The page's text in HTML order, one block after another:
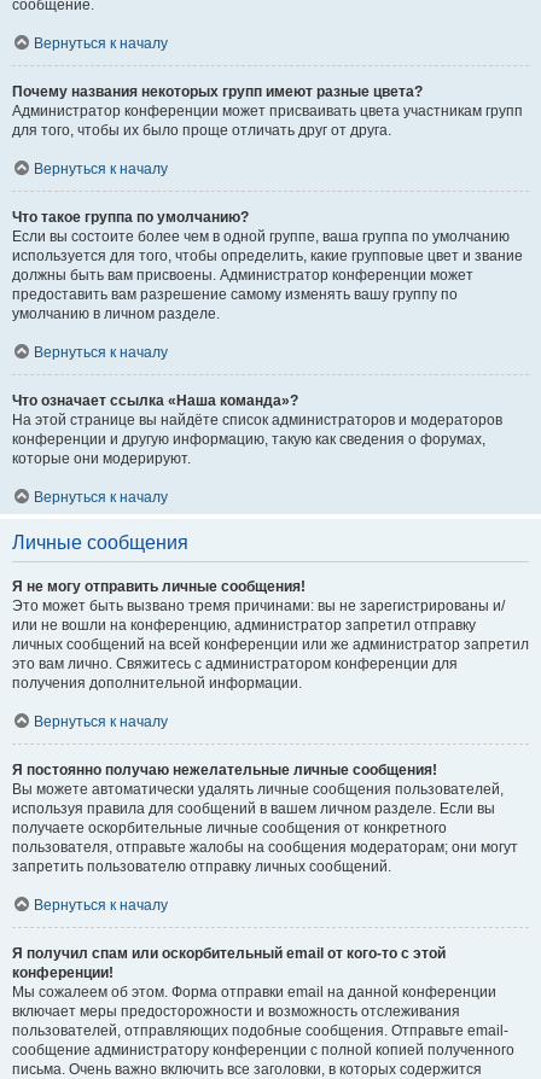
сообщение.
Вернуться к началу
Почему названия некоторых групп имеют разные цвета?
Администратор конференции может присваивать цвета участникам групп
для того, чтобы их было проще отличать друг от друга.
Вернуться к началу
Что такое группа по умолчанию?
Если вы состоите более чем в одной группе, ваша группа по умолчанию
используется для того, чтобы определить, какие групповые цвет и звание
должны быть вам присвоены. Администратор конференции может
предоставить вам разрешение самому изменять вашу группу по
умолчанию в личном разделе.
Вернуться к началу
Что означает ссылка «Наша команда»?
На этой странице вы найдёте список администраторов и модераторов
конференции и другую информацию, такую как сведения о форумах,
которые они модерируют.
Вернуться к началу
Личные сообщения
Я не могу отправить личные сообщения!
Это может быть вызвано тремя причинами: вы не зарегистрированы и/
или не вошли на конференцию, администратор запретил отправку
личных сообщений на всей конференции или же администратор запретил
это вам лично. Свяжитесь с администратором конференции для
получения дополнительной информации.
Вернуться к началу
Я постоянно получаю нежелательные личные сообщения!
Вы можете автоматически удалять личные сообщения пользователей,
используя правила для сообщений в вашем личном разделе. Если вы
получаете оскорбительные личные сообщения от конкретного
пользователя, отправьте жалобы на сообщения модераторам; они могут
запретить пользователю отправку личных сообщений.
Вернуться к началу
Я получил спам или оскорбительный email от кого-то с этой
конференции!
Мы сожалеем об этом. Форма отправки email на данной конференции
включает меры предосторожности и возможность отслеживания
пользователей, отправляющих подобные сообщения. Отправьте email-
сообщение администратору конференции с полной копией полученного
письма. Очень важно включить все заголовки, в которых содержится